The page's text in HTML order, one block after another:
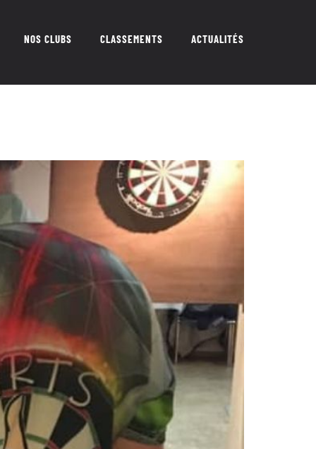
NOS CLUBS CLASSEMENTS ACTUALITÉS